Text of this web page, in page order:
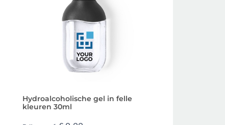
Hydroalcoholische gel in felle
kleuren 30ml